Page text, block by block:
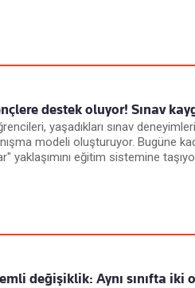
destek oluyor! Sınav
yaşadıkları sınav
modeli oluşturuyor. Bugüne
yaklaşımını eğitim sistemine
değişiklik: Aynı sınıfta